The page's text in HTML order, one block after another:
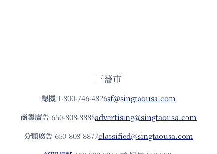
三藩市
總機 1-800-746-4826sf@singtaousa.com
商業廣告 650-808-8888advertising@singtaousa.com
分類廣告 650-808-8877classified@singtaousa.com